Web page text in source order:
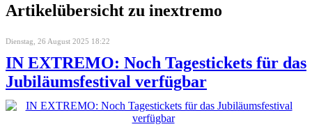
Artikelübersicht zu inextremo
Dienstag, 26 August 2025 18:22
IN EXTREMO: Noch Tagestickets für das
Jubiläumsfestival verfügbar